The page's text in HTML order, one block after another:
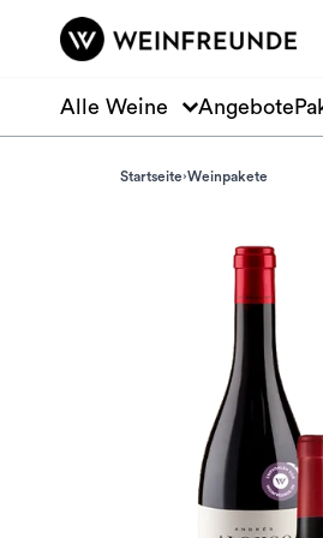
Zum Hauptinhalt springen
Alle Weine Angebote
Startseite Weinpakete